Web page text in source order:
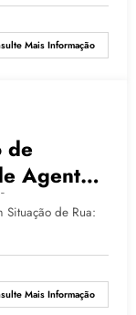
Mais Informação
de
Agentes
01/08
de Rua:
Mais Informação